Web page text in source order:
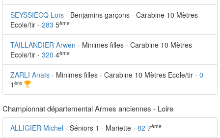
SEYSSIECQ Loïs - Benjamins garçons - Carabine 10 Mètres
Ecole/tir - 283 5ème
TAILLANDIER Arwen - Minimes filles - Carabine 10 Mètres
Ecole/tir - 320 4ème
ZARLI Anaïs - Minimes filles - Carabine 10 Mètres Ecole/tir - 0
1 ère
Championnat départemental Armes anciennes - Loire
ALLIGIER Michel - Séniors 1 - Mariette - 82 7ème